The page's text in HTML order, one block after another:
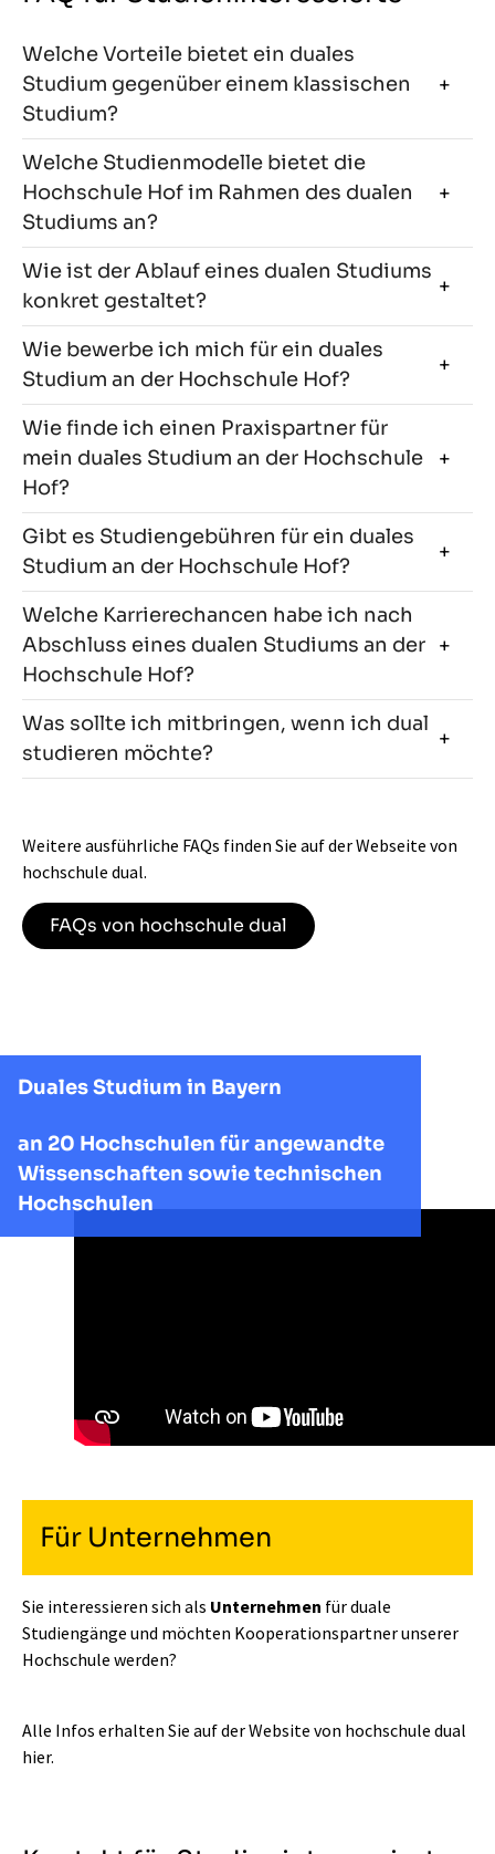
Welche Vorteile bietet ein duales
Studium gegenüber einem klassischen
Studium?
Welche Studienmodelle bietet die
Hochschule Hof im Rahmen des dualen
Studiums an?
Wie ist der Ablauf eines dualen Studiums
konkret gestaltet?
Wie bewerbe ich mich für ein duales
Studium an der Hochschule Hof?
Wie finde ich einen Praxispartner für
mein duales Studium an der Hochschule
Hof?
Gibt es Studiengebühren für ein duales
Studium an der Hochschule Hof?
Welche Karrierechancen habe ich nach
Abschluss eines dualen Studiums an der
Hochschule Hof?
Was sollte ich mitbringen, wenn ich dual
studieren möchte?
Weitere ausführliche FAQs finden Sie auf der Webseite von
hochschule dual.
FAQs von hochschule dual
Duales Studium in Bayern
an 20 Hochschulen für angewandte
Wissenschaften sowie technischen
Hochschulen
Für Unternehmen
Sie interessieren sich als Unternehmen für duale
Studiengänge und möchten Kooperationspartner unserer
Hochschule werden?
Alle Infos erhalten Sie auf der Website von hochschule dual
hier.